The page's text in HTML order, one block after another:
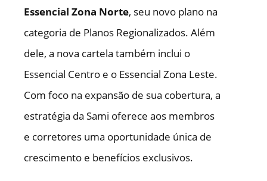
Essencial Zona Norte, seu novo plano na
categoria de Planos Regionalizados. Além
dele, a nova cartela também inclui o
Essencial Centro e o Essencial Zona Leste.
Com foco na expansão de sua cobertura, a
estratégia da Sami oferece aos membros
e corretores uma oportunidade única de
crescimento e benefícios exclusivos.